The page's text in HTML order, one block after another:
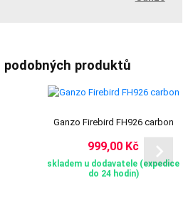
podobných produktů
Ganzo Firebird FH926 carbon
999,00 Kč
skladem u dodavatele (expedice
do 24 hodin)